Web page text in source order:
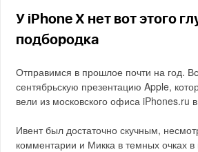
У iPhone X нет вот этого
подбородка
Отправимся в прошлое почти на год.
сентябрьскую презентацию Apple,
вели из московского офиса iPhones.ru
Ивент был достаточно скучным,
комментарии и Микка в темных очках в